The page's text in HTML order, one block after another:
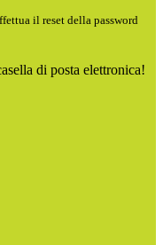
il reset della password
di posta elettronica!